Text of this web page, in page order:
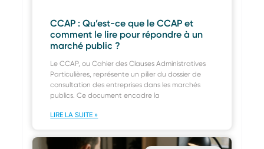
CCAP : Qu’est-ce que le CCAP et
comment le lire pour répondre à un
marché public ?
Le CCAP, ou Cahier des Clauses Administratives
Particulières, représente un pilier du dossier de
consultation des entreprises dans les marchés
publics. Ce document encadre la
LIRE LA SUITE »